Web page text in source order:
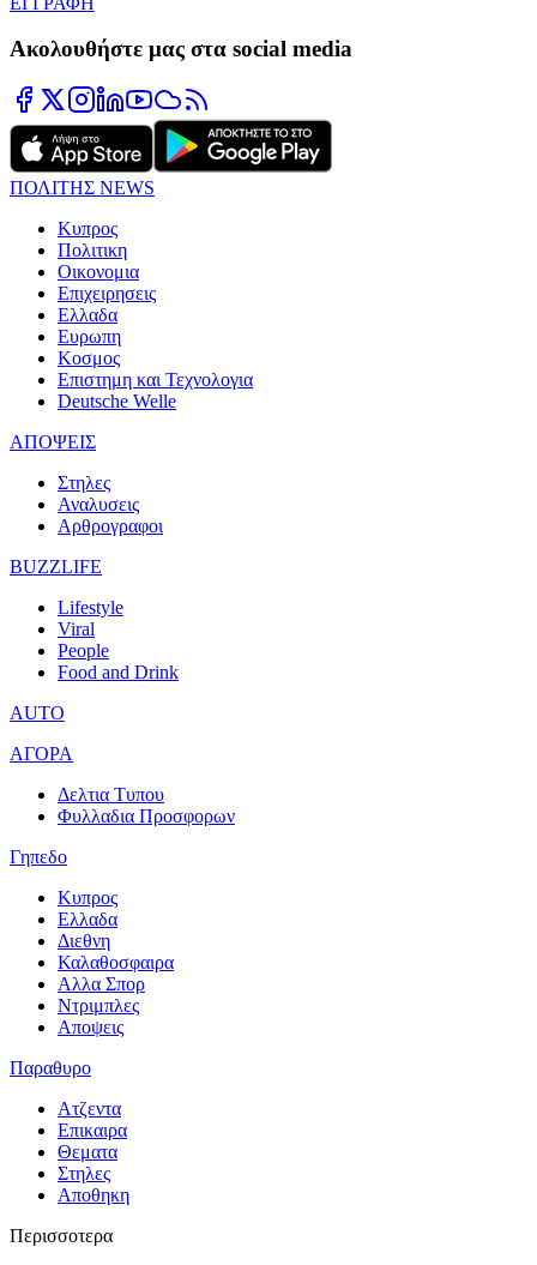
Ακολουθήστε μας στα social media
ΠΟΛΙΤΗΣ NEWS
Κυπρος
Πολιτικη
Οικονομια
Επιχειρησεις
Ελλαδα
Ευρωπη
Κοσμος
Επιστημη και Τεχνολογια
Deutsche Welle
ΑΠΟΨΕΙΣ
Στηλες
Αναλυσεις
Αρθρογραφοι
BUZZLIFE
Lifestyle
Viral
People
Food and Drink
AUTO
ΑΓΟΡΑ
Δελτια Τυπου
Φυλλαδια Προσφορων
Γηπεδο
Κυπρος
Ελλαδα
Διεθνη
Καλαθοσφαιρα
Αλλα Σπορ
Ντριμπλες
Αποψεις
Παραθυρο
Ατζεντα
Επικαιρα
Θεματα
Στηλες
Αποθηκη
Περισσοτερα